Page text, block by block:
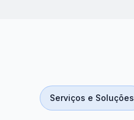
Serviços e Soluções